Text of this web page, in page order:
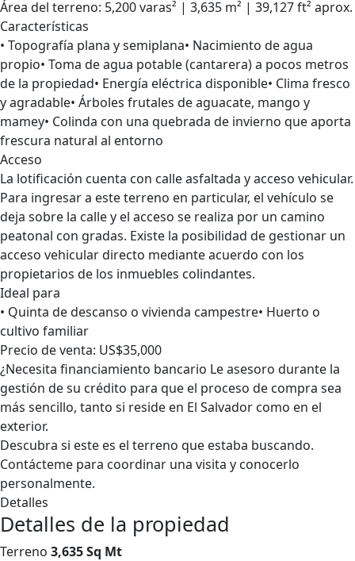
Área del terreno: 5,200 varas² | 3,635 m² | 39,127 ft² aprox.
Características
• Topografía plana y semiplana• Nacimiento de agua
propio• Toma de agua potable (cantarera) a pocos metros
de la propiedad• Energía eléctrica disponible• Clima fresco
y agradable• Árboles frutales de aguacate, mango y
mamey• Colinda con una quebrada de invierno que aporta
frescura natural al entorno
Acceso
La lotificación cuenta con calle asfaltada y acceso vehicular.
Para ingresar a este terreno en particular, el vehículo se
deja sobre la calle y el acceso se realiza por un camino
peatonal con gradas. Existe la posibilidad de gestionar un
acceso vehicular directo mediante acuerdo con los
propietarios de los inmuebles colindantes.
Ideal para
• Quinta de descanso o vivienda campestre• Huerto o
cultivo familiar
Precio de venta: US$35,000
¿Necesita financiamiento bancario Le asesoro durante la
gestión de su crédito para que el proceso de compra sea
más sencillo, tanto si reside en El Salvador como en el
exterior.
Descubra si este es el terreno que estaba buscando.
Contácteme para coordinar una visita y conocerlo
personalmente.
Detalles
Detalles de la propiedad
Terreno 3,635 Sq Mt